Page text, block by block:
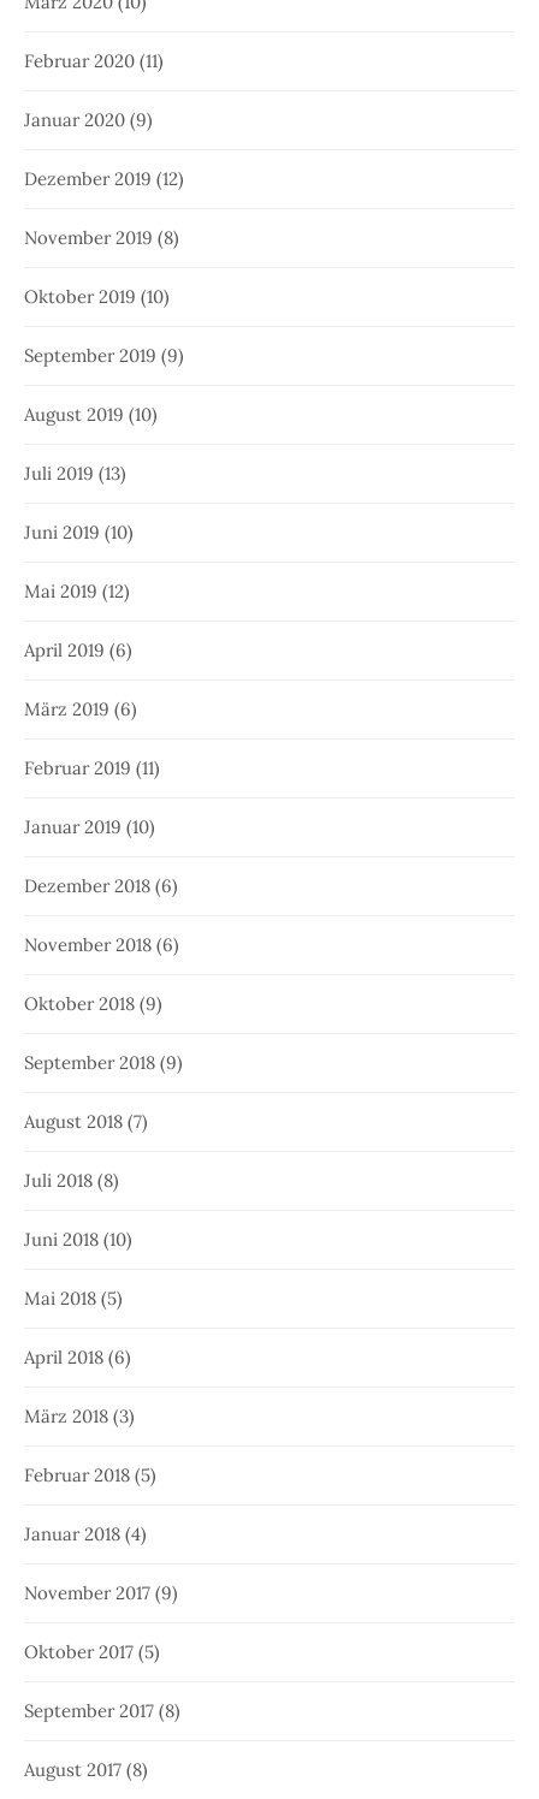
Februar 2020 (11)
Januar 2020 (9)
Dezember 2019 (12)
November 2019 (8)
Oktober 2019 (10)
September 2019 (9)
August 2019 (10)
Juli 2019 (13)
Juni 2019 (10)
Mai 2019 (12)
April 2019 (6)
März 2019 (6)
Februar 2019 (11)
Januar 2019 (10)
Dezember 2018 (6)
November 2018 (6)
Oktober 2018 (9)
September 2018 (9)
August 2018 (7)
Juli 2018 (8)
Juni 2018 (10)
Mai 2018 (5)
April 2018 (6)
März 2018 (3)
Februar 2018 (5)
Januar 2018 (4)
November 2017 (9)
Oktober 2017 (5)
September 2017 (8)
August 2017 (8)